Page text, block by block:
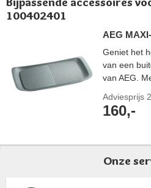
100402401
AEG
Geniet het
van een
van AEG.
perfect
zowel op de
oppervlak.
Alleen voor
Adviesprijs
160,-
Onze